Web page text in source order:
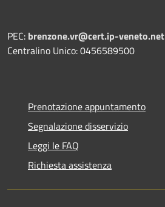
PEC: brenzone.vr@cert.ip-veneto.net
Centralino Unico: 0456589500
Prenotazione appuntamento
Segnalazione disservizio
Leggi le FAQ
Richiesta assistenza